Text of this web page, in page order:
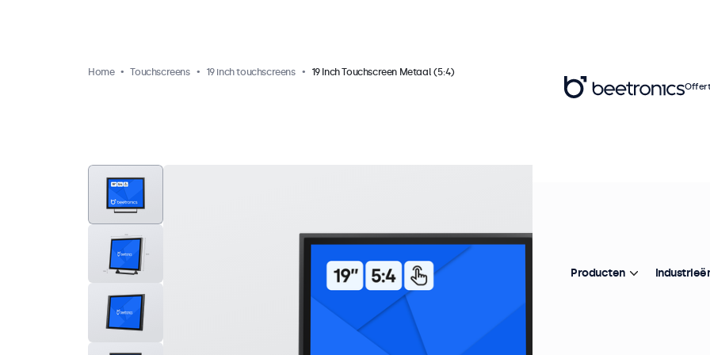
Home Touchscreens 19 inch touchscreens 19 Inch Touchscreen Metaal (5:4)
Producten